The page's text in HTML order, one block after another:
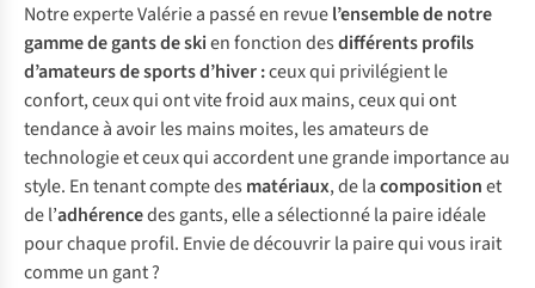
Notre experte Valérie a passé en revuel’ensemble de notre
gamme degants de skien fonction desdifférents profils
d’amateurs de sports d’hiver :ceux qui privilégient le
confort, ceux qui ont vite froid aux mains, ceux qui ont
tendance à avoir les mains moites, les amateurs de
technologie et ceux qui accordent une grande importance au
style. En tenant compte des matériaux, de lacompositionet
de l’adhérencedes gants, elle a sélectionné la paire idéale
pour chaque profil. Envie de découvrir la paire qui vous irait
comme un gant ?